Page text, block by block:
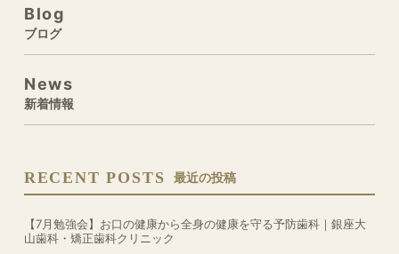
Blog
ブログ
News
新着情報
RECENT POSTS 最近の投稿
【7月勉強会】お口の健康から全身の健康を守る予防歯科｜銀座大
山歯科・矯正歯科クリニック